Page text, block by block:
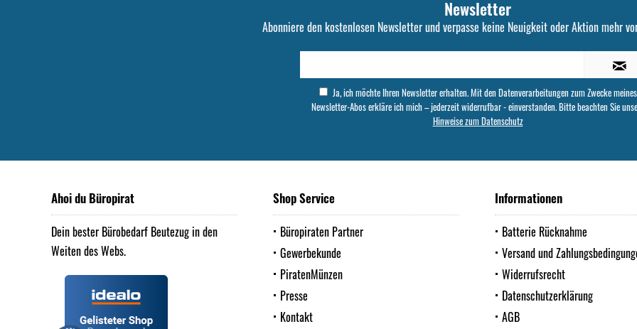
Newsletter
Abonniere den kostenlosen Newsletter und verpasse keine Neuigkeit oder Aktion mehr
Ja, ich möchte Ihren Newsletter erhalten. Mit den Datenverarbeitungen zum Zwecke meines
Newsletter-Abos erkläre ich mich – jederzeit widerrufbar - einverstanden. Bitte beachten Sie
Hinweise zum Datenschutz
Ahoi du Büropirat
Dein bester Bürobedarf Beutezug in den
Weiten des Webs.
Shop Service
Büropiraten Partner
Gewerbekunde
PiratenMünzen
Presse
Kontakt
Informationen
Batterie Rücknahme
Versand und
Widerrufsrecht
Datenschutzerklärung
AGB